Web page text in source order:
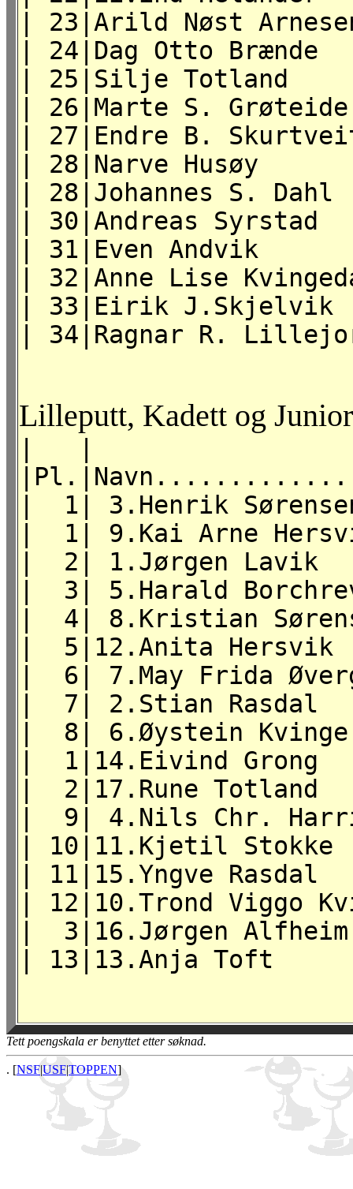
| 23|Arild Nøst
| 24|Dag Otto
| 25|Silje
| 26|Marte S.
| 27|Endre B.
| 28|Narve Husøy |
| 28|Johannes S.
| 30|Andreas
| 31|Even Andvik |
| 32|Anne Lise
| 33|Eirik
| 34|Ragnar R.
Lilleputt, Kadett og Junior
| 1| 3.Henrik
| 1| 9.Kai Arne
| 2| 1.Jørgen
| 3| 5.Harald
| 4| 8.Kristian
| 5|12.Anita
| 6| 7.May Frida
| 7| 2.Stian
| 8| 6.Øystein
| 1|14.Eivind
| 2|17.Rune
| 9| 4.Nils Chr.
| 10|11.Kjetil
| 11|15.Yngve
| 12|10.Trond Viggo
| 3|16.Jørgen
| 13|13.Anja Toft
Tett poengskala er benyttet etter søknad.
. [NSF|USF|TOPPEN]